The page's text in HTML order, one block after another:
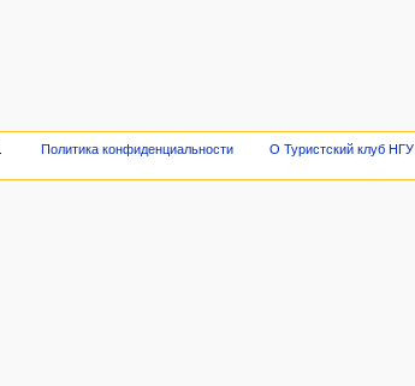
Политика конфиденциальности О Туристский клуб НГУ